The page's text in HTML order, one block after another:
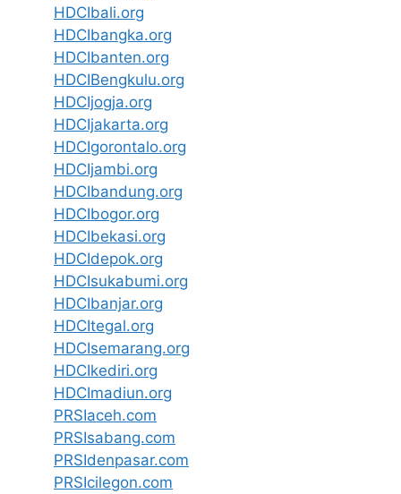
HDCIbali.org
HDCIbangka.org
HDCIbanten.org
HDCIBengkulu.org
HDCIjogja.org
HDCIjakarta.org
HDCIgorontalo.org
HDCIjambi.org
HDCIbandung.org
HDCIbogor.org
HDCIbekasi.org
HDCIdepok.org
HDCIsukabumi.org
HDCIbanjar.org
HDCItegal.org
HDCIsemarang.org
HDCIkediri.org
HDCImadiun.org
PRSIaceh.com
PRSIsabang.com
PRSIdenpasar.com
PRSIcilegon.com